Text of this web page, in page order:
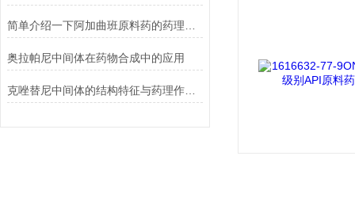
奥拉帕尼中间体在药物合成中的应用
克唑替尼中间体的结构特征与药理作用研究